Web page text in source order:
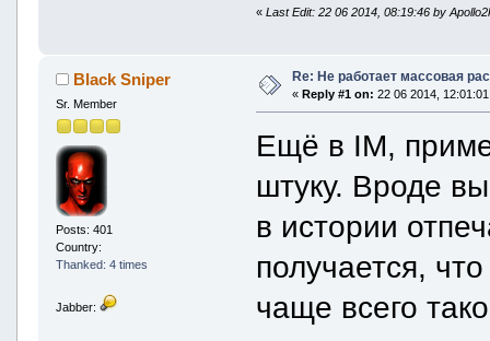
«Last Edit: 22 06 2014, 08:19:46 by
Black Sniper
Sr. Member
Posts: 401
Country:
Thanked: 4 times
Jabber:
Re: Не работает массовая
« Reply #1 on: 22 06 2014,
Ещё в IM,
штуку. Вроде
в истории
получается,
чаще всего